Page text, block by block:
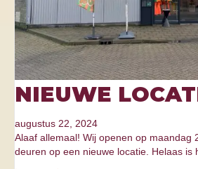
NIEUWE
augustus 22, 2024
Alaaf allemaal! Wij openen op maandag
deuren op een nieuwe locatie. Helaas is